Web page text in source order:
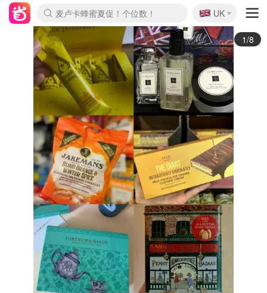
麦卢卡蜂蜜夏促！个位数！
Prada/Miu 4.8折！
啥？必胜客披萨5折！
🇬🇧
UK
2/8